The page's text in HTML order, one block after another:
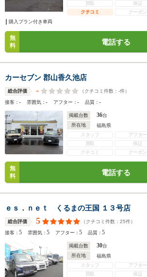
買取
保証
クチコミ
クーポン
購入プラン付き車両
無
料
電話する
カーセブン 郡山香久池店
総合評価 - （クチコミ件数： -件）
接客：- 雰囲気：- アフター：- 品質：-
掲載台数 36台
所在地
福島県
スタッフ
アフター
買取
保証
クチコミ
クーポン
無
料
電話する
ｅｓ．ｎｅｔ くるまの王国 １３号店
総合評価 5 （クチコミ件数： 25件）
接客：5 雰囲気：5 アフター：5 品質：5
掲載台数 30台
所在地
福島県
スタッフ
アフター
買取
保証